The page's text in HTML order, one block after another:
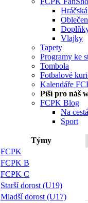
Vlajky
Tapety
Programy ke
Tombola
Fotbalové
Kalendáře
Píší pro náš
FCPK Blog
Na
Sport
Týmy
FCPK
FCPK B
FCPK C
Starší dorost (U19)
Mladší dorost (U17)